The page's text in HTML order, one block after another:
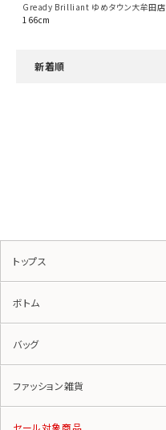
Gready Brilliant ゆめタウン大牟田店
166cm
新着順
トップス
ボトム
バッグ
ファッション雑貨
セール対象商品